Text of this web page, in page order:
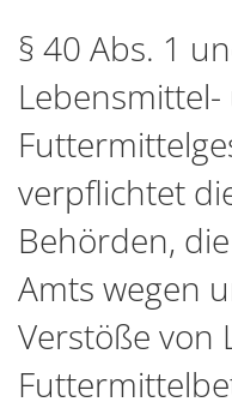
§ 40 Abs. 1
verpflichtet
Behörden,
Amts wegen
Verstöße von